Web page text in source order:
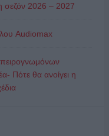
σεζόν 2026 – 2027
Audiomax
Πότε θα ανοίγει η